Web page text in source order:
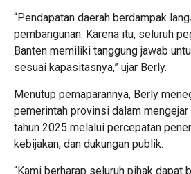
“Pendapatan daerah berdampak
pembangunan. Karena itu, seluruh
Banten memiliki tanggung jawab
sesuai kapasitasnya,” ujar Berly.
Menutup pemaparannya, Berly
pemerintah provinsi dalam
tahun 2025 melalui percepatan
kebijakan, dan dukungan publik.
“Kami berharap seluruh pihak dapat